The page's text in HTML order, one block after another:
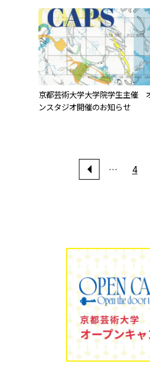
京都芸術大学大学院学生主催
ンスタジオ開催のお知らせ
… 4